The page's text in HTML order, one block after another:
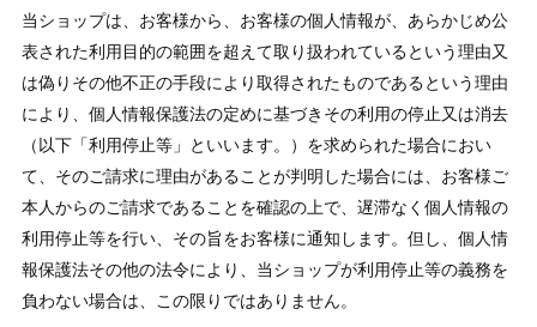
当ショップは、お客様から、お客様の個人情報が、あらかじめ公
表された利用目的の範囲を超えて取り扱われているという理由又
は偽りその他不正の手段により取得されたものであるという理由
により、個人情報保護法の定めに基づきその利用の停止又は消去
（以下「利用停止等」といいます。）を求められた場合におい
て、そのご請求に理由があることが判明した場合には、お客様ご
本人からのご請求であることを確認の上で、遅滞なく個人情報の
利用停止等を行い、その旨をお客様に通知します。但し、個人情
報保護法その他の法令により、当ショップが利用停止等の義務を
負わない場合は、この限りではありません。